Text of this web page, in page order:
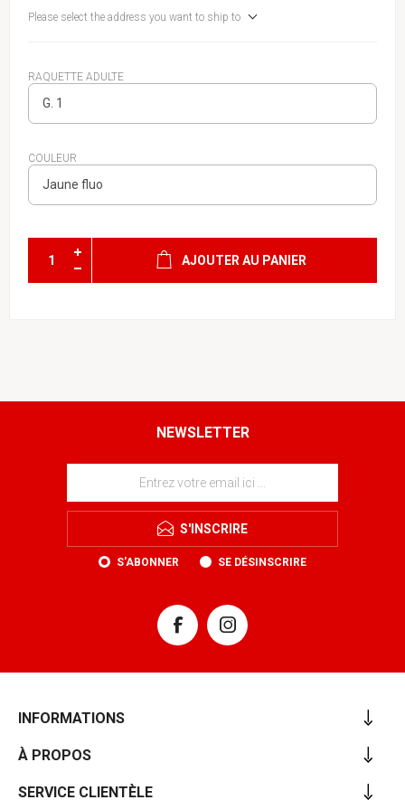
Please select the address you want to ship to
RAQUETTE ADULTE
COULEUR
AJOUTER AU PANIER
NEWSLETTER
S'INSCRIRE
S'ABONNER SE DÉSINSCRIRE
INFORMATIONS
À PROPOS
SERVICE CLIENTÈLE